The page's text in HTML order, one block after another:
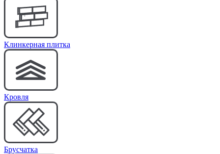
Клинкерная плитка
Кровля
Брусчатка